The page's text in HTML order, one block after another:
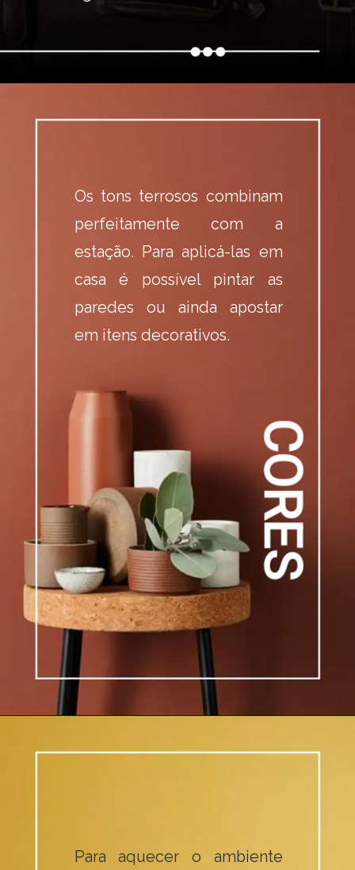
Os tons terrosos combinam
perfeitamente com a
estação. Para aplicá-las em
casa é possível pintar as
paredes ou ainda apostar
em itens decorativos.
CORES
Para aquecer o ambiente